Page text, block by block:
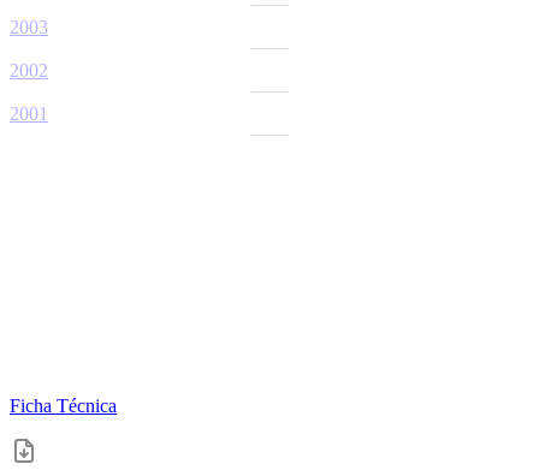
2003
2002
2001
Ficha Técnica